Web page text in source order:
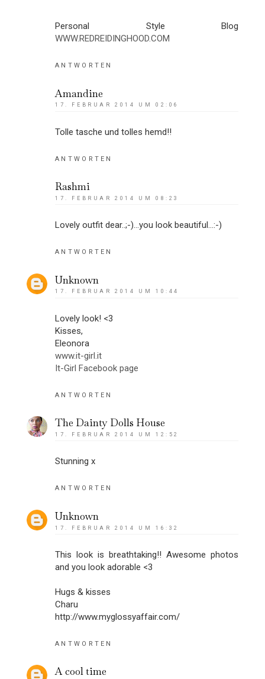
Personal Style Blog
WWW.REDREIDINGHOOD.COM
ANTWORTEN
Amandine
17. FEBRUAR 2014 UM 02:06
Tolle tasche und tolles hemd!!
ANTWORTEN
Rashmi
17. FEBRUAR 2014 UM 08:23
Lovely outfit dear..;-)...you look beautiful...:-)
ANTWORTEN
Unknown
17. FEBRUAR 2014 UM 10:44
Lovely look! <3
Kisses,
Eleonora
www.it-girl.it
It-Girl Facebook page
ANTWORTEN
The Dainty Dolls House
17. FEBRUAR 2014 UM 12:52
Stunning x
ANTWORTEN
Unknown
17. FEBRUAR 2014 UM 16:32
This look is breathtaking!! Awesome photos
and you look adorable <3
Hugs & kisses
Charu
http://www.myglossyaffair.com/
ANTWORTEN
A cool time